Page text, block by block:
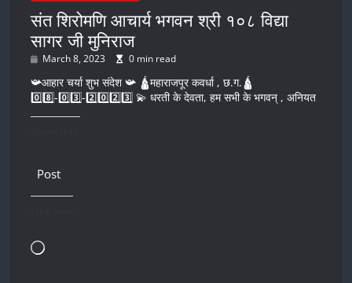
संत शिरोमणि आचार्य भगवन श्री १०८ विद्या
सागर जी मुनिराज
March 8, 2023 0 min read
📯आहार चर्या शुभ संदेश 📯 🛕महाराजपूर कवर्धा , छ.ग.🛕
0️⃣8️⃣-0️⃣3️⃣-2️⃣0️⃣2️⃣3️⃣ 💫 धरती के देवता, हम सभी के भगवन् , अनियत
Post
Loading…